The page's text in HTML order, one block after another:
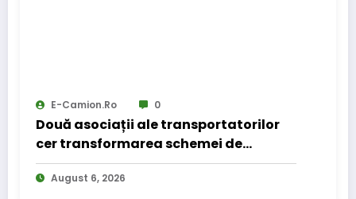
E-Camion.ro 0
Două asociații ale transportatorilor
cer transformarea schemei de
compensare a accizei în mecanism
permanent
August 6, 2026